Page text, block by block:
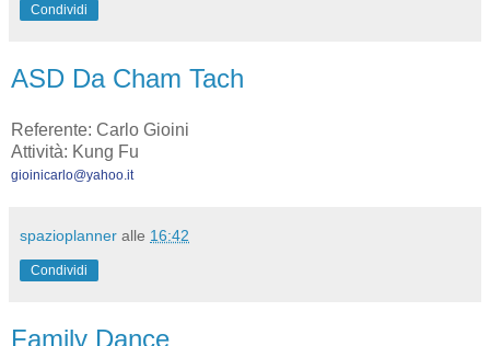
Condividi
ASD Da Cham Tach
Referente: Carlo Gioini
Attività: Kung Fu
gioinicarlo@yahoo.it
spazioplanner alle 16:42
Condividi
Family Dance